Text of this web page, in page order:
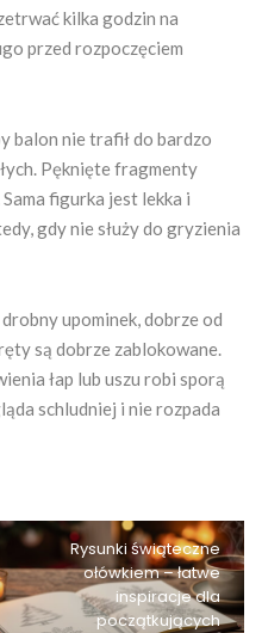
kilka godzin na
przed rozpoczęciem
balon nie trafił do bardzo
Pęknięte fragmenty
figurka jest lekka i
gdy nie służy do gryzienia
upominek, dobrze od
są dobrze zablokowane.
łap lub uszu robi sporą
schludniej i nie rozpada
Rysunki świąteczne
ołówkiem – łatwe
inspiracje dla
początkujących